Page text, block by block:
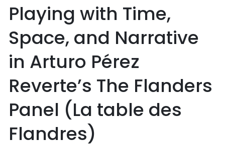
Playing with Time,
Space, and Narrative
in Arturo Pérez
Reverte’s The Flanders
Panel (La table des
Flandres)